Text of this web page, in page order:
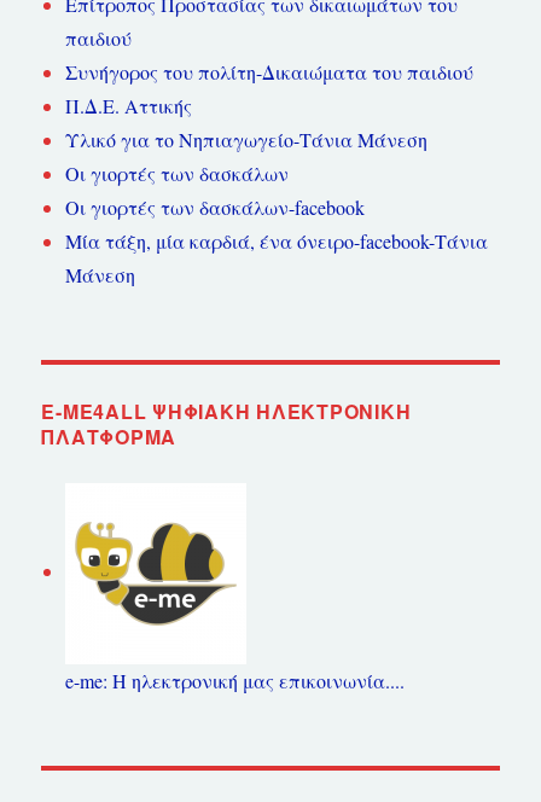
παιδιού
Συνήγορος του πολίτη-Δικαιώματα του παιδιού
Π.Δ.Ε. Αττικής
Υλικό για το Νηπιαγωγείο-Τάνια Μάνεση
Οι γιορτές των δασκάλων
Οι γιορτές των δασκάλων-facebook
Μία τάξη, μία καρδιά, ένα όνειρο-facebook-Τάνια
Μάνεση
E-ME4ALL ΨΗΦΙΑΚΉ ΗΛΕΚΤΡΟΝΙΚΉ
ΠΛΑΤΦΌΡΜΑ
e-me: Η ηλεκτρονική μας επικοινωνία....